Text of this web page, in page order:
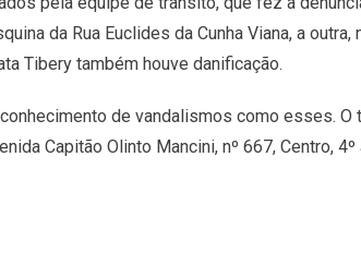
da Rua Euclides da Cunha Viana, a outra,
Tibery também houve danificação.
de vandalismos como esses. O
Capitão Olinto Mancini, nº 667, Centro, 4º